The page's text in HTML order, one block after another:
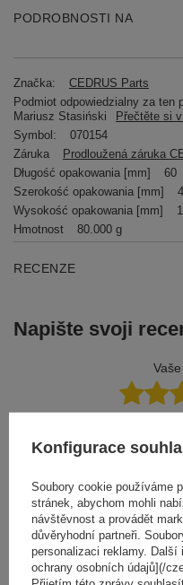
PODROBNOSTI NA
Značka:
CEDRUS Parts
Podmiot odpowiedzialny za ten
Mariusz Stasiński
Přečtěte si
Symbol:
070154
Záruka
Prodloužená záruka
Długość opakowania [mm]
60
Szerokość opakowania [mm]
Wysokość opakowania [mm]
Hmotnost
80.000 g
RECENZE
Napište svoji
Obsah vašeho názoru
Přidejte vlastní obrázek
Konfigurace
Soubory cookie používáme
stránek, abychom mohli
návštěvnost a provádět
důvěryhodní partneři.
personalizaci reklamy.
ochrany osobních údajů](/